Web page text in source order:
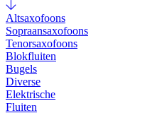
Altsaxofoons
Sopraansaxofoons
Tenorsaxofoons
Blokfluiten
Bugels
Diverse
Elektrische
Fluiten